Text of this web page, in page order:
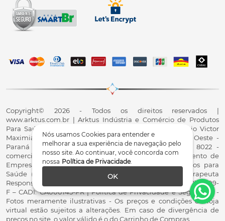
Nós usamos Cookies para entender e
melhorar a sua experiência de navegação pelo
nosso site. Ao continuar, você concorda com
nossa Política de Privacidade.
OK
Copyright© 2026 - Todos os direitos reservados |
www.arktus.com.br | Arktus Indústria e Comércio de Produtos
Para Saúde Ltda | CNPJ: 01.417.367/0001-78 | R. Antônio Victor
Maximiano, 107, Parque Industrial II, Santa Tereza do Oeste -
Paraná - CEP 85825-900 - Fale conosco: 0800 200 8022 -
comercial@arktus.com.br | Autorização de Funcionamento de
Empresa - AFE/ANVISA - Para Fabricação de Produtos para
Saúde (Correlatos): 8.02.844-5 (UX418X102741) - Fisioterapeuta
Responsável Técnico Dr. Alex Fernando Zani - Crefito8(PR): 8409-
F – CADI: CA000145-PR | Política de Privacidade e Segurança -
Fotos meramente ilustrativas - Os preços e condições da loja
virtual estão sujeitos a alterações. Em caso de divergência de
preços no site, o valor válido é o do Carrinho de Compras.